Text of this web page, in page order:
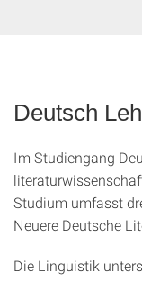
Deutsch
Im Studiengang
Studium umfasst
Neuere Deutsche
Die Linguistik